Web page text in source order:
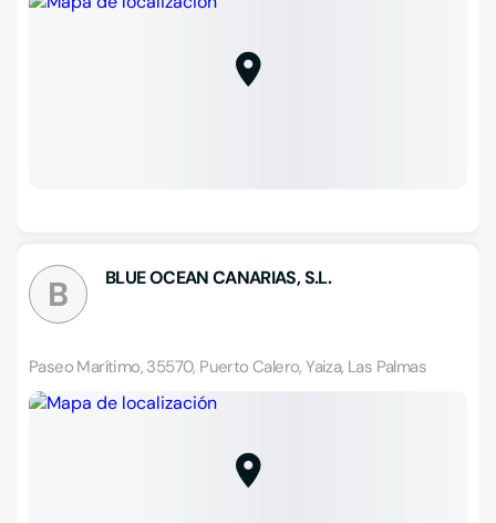
B BLUE OCEAN CANARIAS, S.L.
Paseo Marítimo, 35570, Puerto Calero, Yaiza, Las Palmas